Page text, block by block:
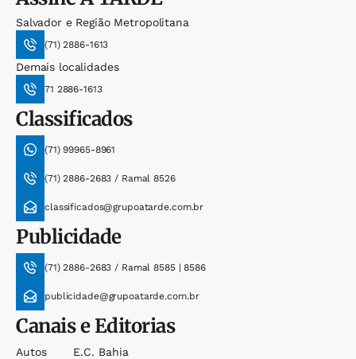
Salvador e Região Metropolitana
(71) 2886-1613
Demais localidades
71 2886-1613
Classificados
(71) 99965-8961
(71) 2886-2683 / Ramal 8526
classificados@grupoatarde.com.br
Publicidade
(71) 2886-2683 / Ramal 8585 | 8586
publicidade@grupoatarde.com.br
Canais e Editorias
Autos
E.c. Bahia